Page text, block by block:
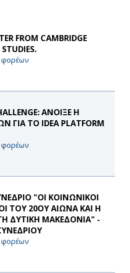
FROM CAMBRIDGE
STUDIES.
φορέων
ΑΝΟΙΞΕ Η
ΓΙΑ ΤΟ IDEA PLATFORM
φορέων
"ΟΙ ΚΟΙΝΩΝΙΚΟΙ
ΤΟΥ 20ΟΥ ΑΙΩΝΑ ΚΑΙ Η
ΔΥΤΙΚΗ ΜΑΚΕΔΟΝΙΑ" -
φορέων